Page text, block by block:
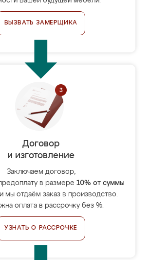
ВЫЗВАТЬ ЗАМЕРЩИКА
Договор
и изготовление
Заключаем договор,
в размере 10% от суммы
мы отдаём заказ в производство.
оплата в рассрочку без %.
УЗНАТЬ О РАССРОЧКЕ